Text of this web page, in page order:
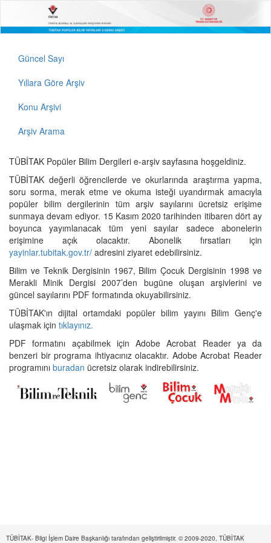
Güncel Sayı
Yıllara Göre Arşiv
Konu Arşivi
Arşiv Arama
TÜBİTAK Popüler Bilim Dergileri e-arşiv sayfasına hoşgeldiniz.
TÜBİTAK değerli öğrencilerde ve okurlarında araştırma yapma,
soru sorma, merak etme ve okuma isteği uyandırmak amacıyla
popüler bilim dergilerinin tüm arşiv sayılarını ücretsiz erişime
sunmaya devam ediyor. 15 Kasım 2020 tarihinden itibaren dört ay
boyunca yayımlanacak tüm yeni sayılar sadece abonelerin
erişimine açık olacaktır. Abonelik fırsatları için
yayinlar.tubitak.gov.tr/ adresini ziyaret edebilirsiniz.
Bilim ve Teknik Dergisinin 1967, Bilim Çocuk Dergisinin 1998 ve
Merakli Minik Dergisi 2007’den bugüne oluşan arşivlerini ve
güncel sayılarını PDF formatında okuyabilirsiniz.
TÜBİTAK'ın dijital ortamdaki popüler bilim yayını Bilim Genç'e
ulaşmak için tıklayınız.
PDF formatını açabilmek için Adobe Acrobat Reader ya da
benzeri bir programa ihtiyacınız olacaktır. Adobe Acrobat Reader
programını buradan ücretsiz olarak indirebilirsiniz.
TÜBİTAK- Bilgi İşlem Daire Başkanlığı tarafından geliştirilmiştir. © 2009-2020, TÜBİTAK